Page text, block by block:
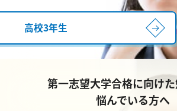
高校3年生
第一志望大学合格に向け
悩んでいる方へ